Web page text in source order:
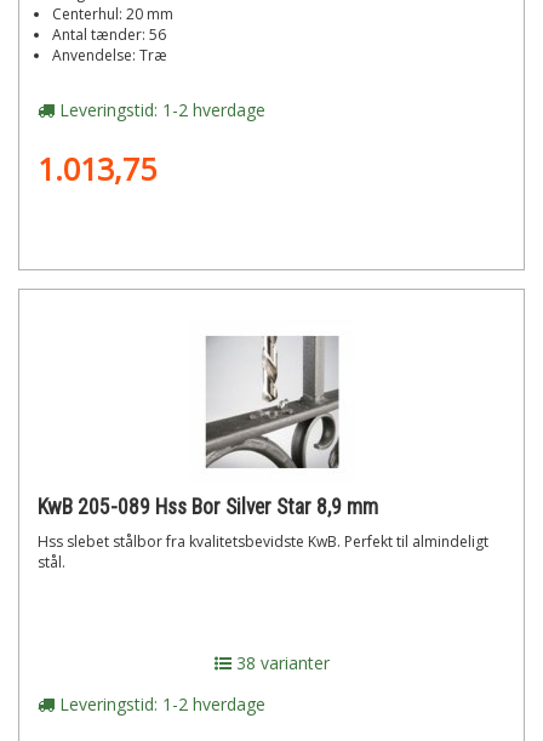
Centerhul: 20 mm
Antal tænder: 56
Anvendelse: Træ
Leveringstid: 1-2 hverdage
1.013,75
KwB 205-089 Hss Bor Silver Star 8,9 mm
Hss slebet stålbor fra kvalitetsbevidste KwB. Perfekt til almindeligt
stål.
38 varianter
Leveringstid: 1-2 hverdage